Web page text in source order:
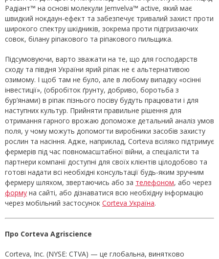
Радіант™ на основі молекули Jemvelva™ active, який має
швидкий нокдаун-ефект та забезпечує тривалий захист проти
широкого спектру шкідників, зокрема проти підгризаючих
совок, білану ріпакового та ріпакового пильщика.
Підсумовуючи, варто зважати на те, що для господарств
сходу та півдня України ярий ріпак не є альтернативою
озимому. І щоб там не було, але в любому випадку «осінні
інвестиції», (обробіток ґрунту, добриво, боротьба з
бур’янами) в ріпак пізнього посіву будуть працювати і для
наступних культур. Прийняти правильне рішення для
отримання гарного врожаю допоможе детальний аналіз умов
поля, у чому можуть допомогти виробники засобів захисту
рослин та насіння. Адже, наприклад, Corteva всіляко підтримує
фермерів під час повномасштабної війни, а спеціалісти та
партнери компанії доступні для своїх клієнтів цілодобово та
готові надати всі необхідні консультації будь-яким зручним
фермеру шляхом, звертаючись або за телефоном, або через
форму на сайті, або дізнаватися всю необхідну інформацію
через мобільний застосунок Corteva Україна.
Про Corteva Agriscience
Corteva, Inc. (NYSE: CTVA) — це глобальна, винятково